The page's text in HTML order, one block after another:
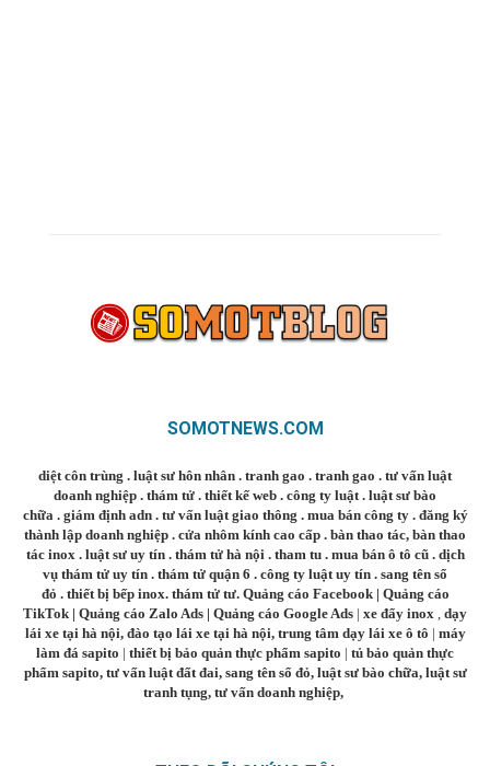
SOMOTNEWS.COM
diệt côn trùng . luật sư hôn nhân . tranh gao . tranh gao . tư vấn luật
doanh nghiệp . thám tử . thiết kế web . công ty luật . luật sư bào
chữa . giám định adn. tư vấn luật giao thông . mua bán công ty. đăng ký
thành lập doanh nghiệp . cửa nhôm kính cao cấp . bàn thao tác, bàn thao
tác inox . luật sư uy tín. thám tử hà nội . tham tu. mua bán ô tô cũ. dịch
vụ thám tử uy tín . thám tử quận 6 . công ty luật uy tín . sang tên sổ
đỏ . thiết bị bếp inox. thám tử tư. Quảng cáo Facebook| Quảng cáo
TikTok | Quảng cáo Zalo Ads | Quảng cáo Google Ads | xe đẩy inox
dạy
lái xe tại hà nội, đào tạo lái xe tại hà nội, trung tâm dạy lái xe ô tô | máy
làm đá sapito | thiết bị bảo quản thực phẩm sapito | tủ bảo quản thực
phẩm sapito, tư vấn luật đất đai, sang tên sổ đỏ, luật sư bào chữa, luật sư
tranh tụng, tư vấn doanh nghiệp,